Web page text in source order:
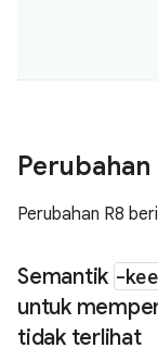
Perubahan
Perubahan R8
Semantik -
untuk
tidak terlihat